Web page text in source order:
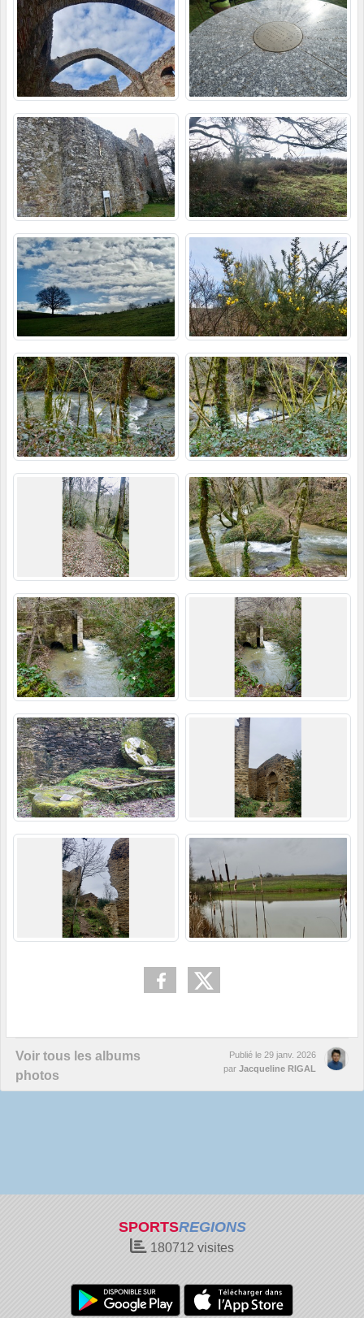
Voir tous les albums
photos
Publié le 29 janv. 2026
par Jacqueline RIGAL
SPORTSREGIONS
180712 visites